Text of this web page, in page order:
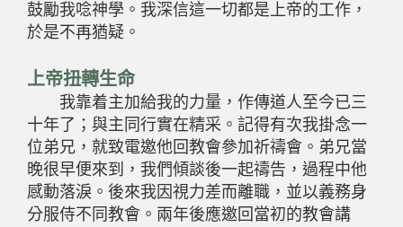
鼓勵我唸神學。我深信這一切都是上帝的工作，
於是不再猶疑。
上帝扭轉生命
我靠着主加給我的力量，作傳道人至今已三
十年了；與主同行實在精采。記得有次我掛念一
位弟兄，就致電邀他回教會參加祈禱會。弟兄當
晚很早便來到，我們傾談後一起禱告，過程中他
感動落淚。後來我因視力差而離職，並以義務身
分服侍不同教會。兩年後應邀回當初的教會講